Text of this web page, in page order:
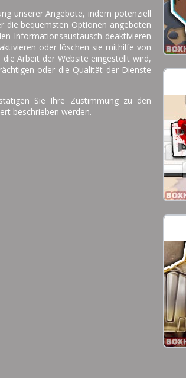
unserer Angebote, indem potenziell
die bequemsten Optionen angeboten
Informationsaustausch deaktivieren
oder löschen sie mithilfe von
Arbeit der Website eingestellt wird,
oder die Qualität der Dienste
Sie Ihre Zustimmung zu den
beschrieben werden.